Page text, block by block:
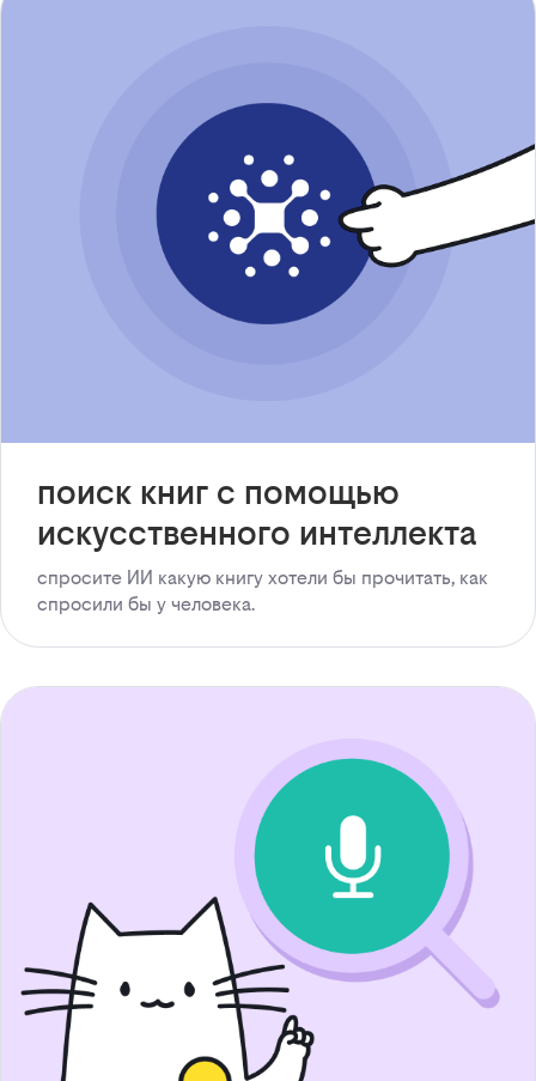
поиск книг с помощью
искусственного интеллекта
спросите ИИ какую книгу хотели бы прочитать, как
спросили бы у человека.